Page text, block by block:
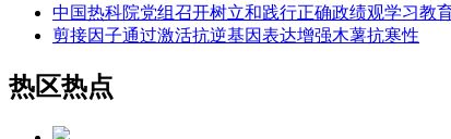
中国热科院党组召开树立和践行正确政绩观学习教
剪接因子通过激活抗逆基因表达增强木薯抗寒性
热区热点